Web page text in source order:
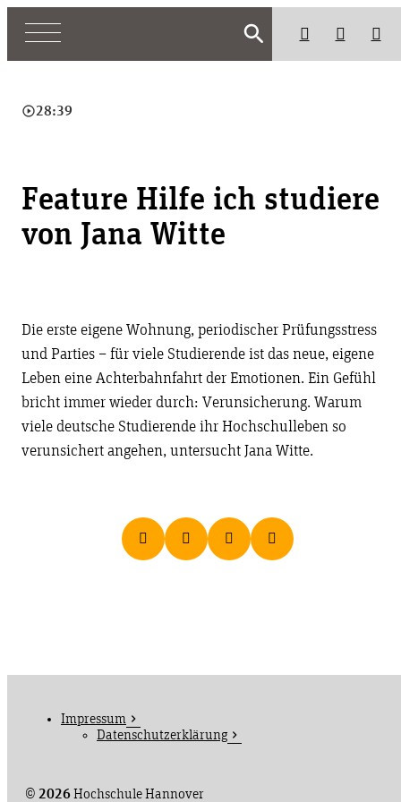
search
play_circle_outline28:39
Feature Hilfe ich studiere
von Jana Witte
Die erste eigene Wohnung, periodischer Prüfungsstress
und Parties – für viele Studierende ist das neue, eigene
Leben eine Achterbahnfahrt der Emotionen. Ein Gefühl
bricht immer wieder durch: Verunsicherung. Warum
viele deutsche Studierende ihr Hochschulleben so
verunsichert angehen, untersucht Jana Witte.
© 2026Hochschule Hannover
Impressum
Datenschutzerklärung